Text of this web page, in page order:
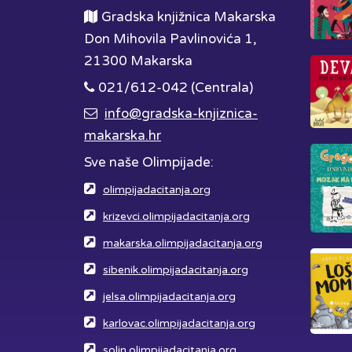
Gradska knjižnica Makarska
Don Mihovila Pavlinovića 1,
21300 Makarska
021/612-042 (Centrala)
info@gradska-knjiznica-
makarska.hr
Sve naše Olimpijade:
olimpijadacitanja.org
krizevci.olimpijadacitanja.org
makarska.olimpijadacitanja.org
sibenik.olimpijadacitanja.org
jelsa.olimpijadacitanja.org
karlovac.olimpijadacitanja.org